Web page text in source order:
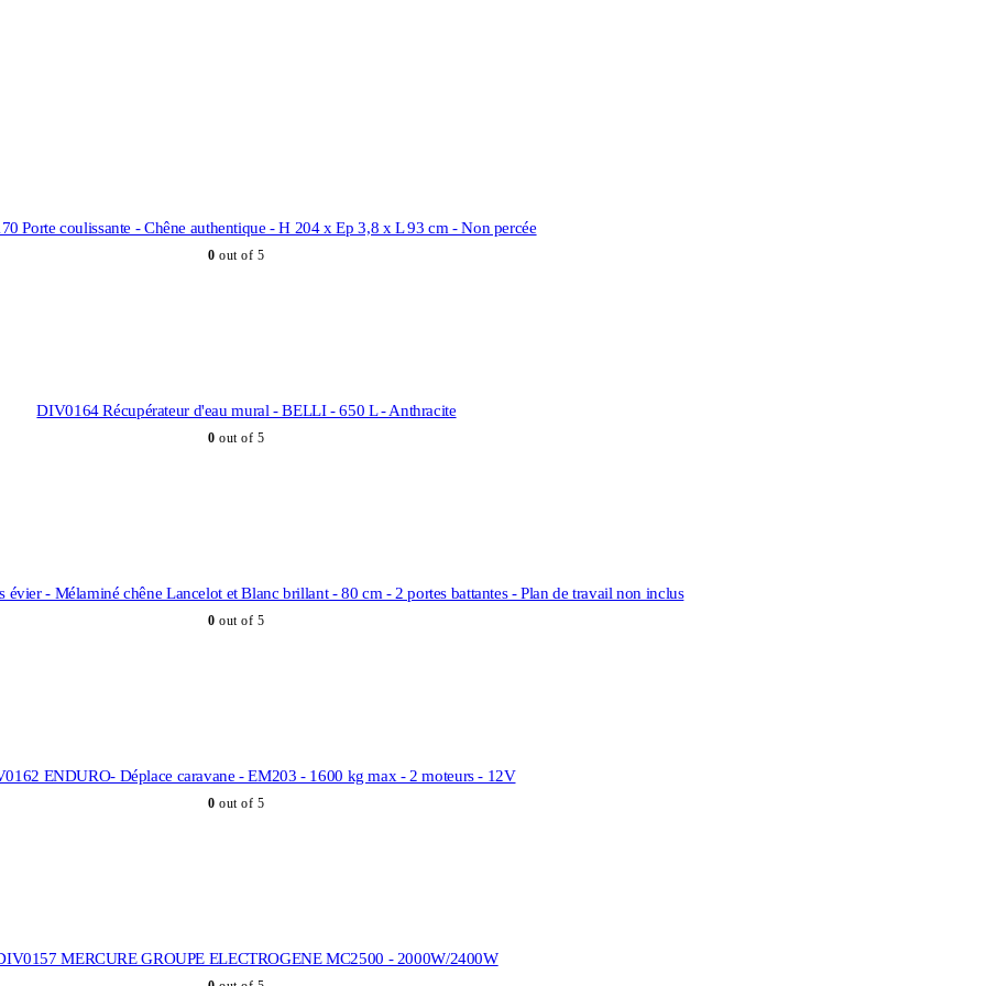
Porte coulissante - Chêne authentique - H 204 x Ep 3,8 x L 93 cm - Non percée
0 out of 5
DIV0164 Récupérateur d'eau mural - BELLI - 650 L - Anthracite
0 out of 5
- Mélaminé chêne Lancelot et Blanc brillant - 80 cm - 2 portes battantes - Plan de travail non inclus
0 out of 5
ENDURO- Déplace caravane - EM203 - 1600 kg max - 2 moteurs - 12V
0 out of 5
MERCURE GROUPE ELECTROGENE MC2500 - 2000W/2400W